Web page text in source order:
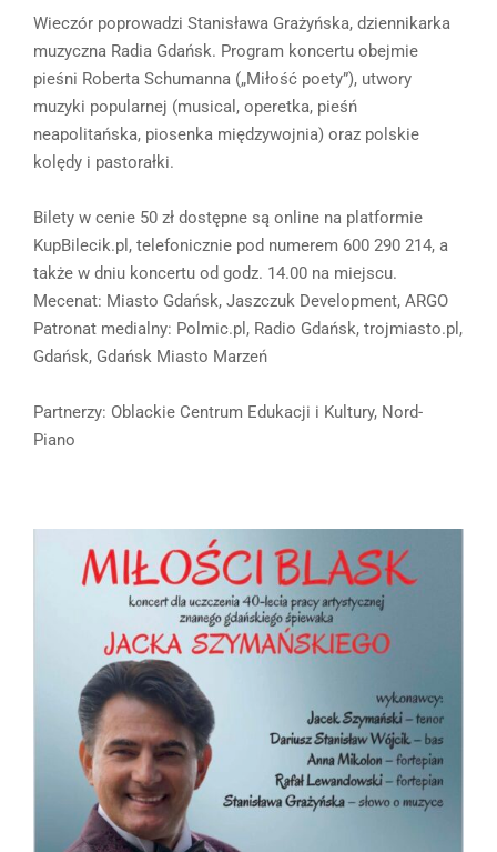
Wieczór poprowadzi Stanisława Grażyńska, dziennikarka
muzyczna Radia Gdańsk. Program koncertu obejmie
pieśni Roberta Schumanna („Miłość poety”), utwory
muzyki popularnej (musical, operetka, pieśń
neapolitańska, piosenka międzywojnia) oraz polskie
kolędy i pastorałki.
Bilety w cenie 50 zł dostępne są online na platformie
KupBilecik.pl, telefonicznie pod numerem 600 290 214, a
także w dniu koncertu od godz. 14.00 na miejscu.
Mecenat: Miasto Gdańsk, Jaszczuk Development, ARGO
Patronat medialny: Polmic.pl, Radio Gdańsk, trojmiasto.pl,
Gdańsk, Gdańsk Miasto Marzeń
Partnerzy: Oblackie Centrum Edukacji i Kultury, Nord-
Piano